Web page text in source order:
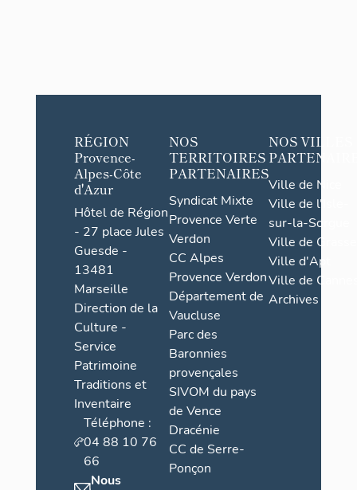
RÉGION
Provence-
Alpes-Côte
d'Azur
Hôtel de Région
- 27 place Jules
Guesde -
13481
Marseille
Direction de la
Culture -
Service
Patrimoine
Traditions et
Inventaire
Téléphone :
04 88 10 76
66
Nous
NOS
TERRITOIRES
PARTENAIRES
Syndicat Mixte
Provence Verte
Verdon
CC Alpes
Provence Verdon
Département de
Vaucluse
Parc des
Baronnies
provençales
SIVOM du pays
de Vence
Dracénie
CC de Serre-
Ponçon
NOS VILLES
Ville de Nice
Ville de l'Isle-
sur-la-Sorgue
Ville de Grasse
Ville d'Apt
Ville de
Archives